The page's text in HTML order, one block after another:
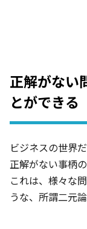
正解がない
とができる
ビジネスの世界
正解がない事柄
これは、様々な
うな、所謂二元